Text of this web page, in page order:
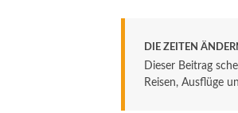
DIE ZEITEN
Dieser Beitrag
Reisen, Ausflüge